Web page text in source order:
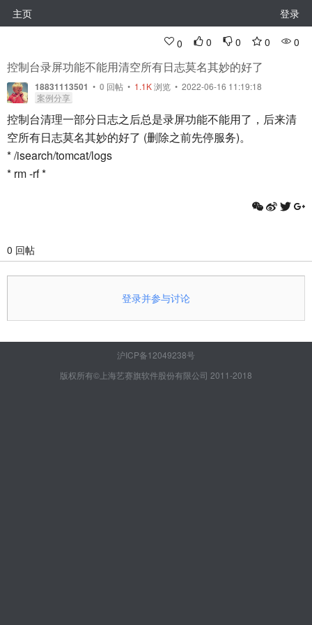
主页 登录
0 0 0 0 0
控制台录屏功能不能用清空所有日志莫名其妙的好了
18831113501 • 0 回帖 • 1.1K浏览 • 2022-06-16 11:19:18
案例分享
控制台清理一部分日志之后总是录屏功能不能用了，后来清
空所有日志莫名其妙的好了 (删除之前先停服务)。
* /isearch/tomcat/logs
* rm -rf *
0 回帖
登录并参与讨论
沪ICP备12049238号
版权所有©上海艺赛旗软件股份有限公司 2011-2018